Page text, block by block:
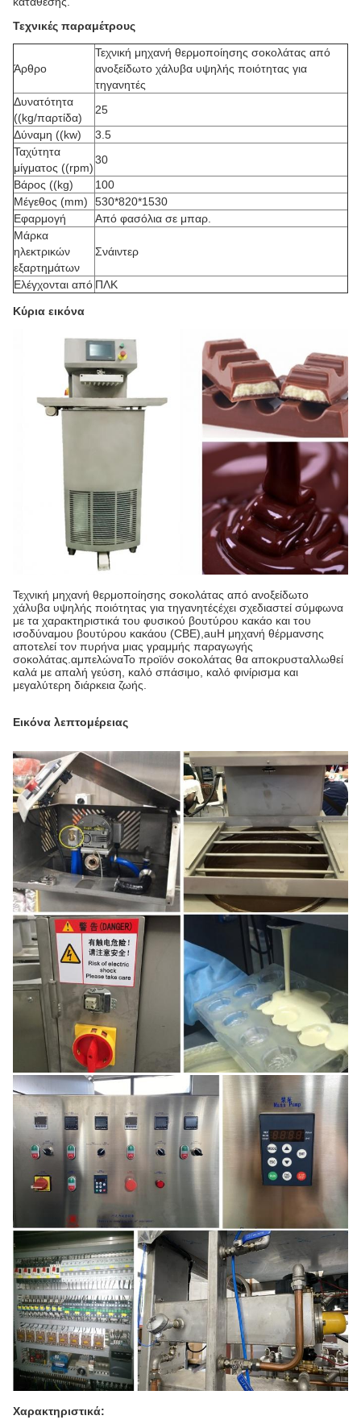
Τεχνικές παραμέτρους
Άρθρο
Τεχνική μηχανή θερμοποίησης σοκολάτας από
ανοξείδωτο χάλυβα υψηλής ποιότητας για
τηγανητές
Δυνατότητα
((kg/παρτίδα)
25
Δύναμη ((kw)
3.5
Ταχύτητα
μίγματος ((rpm)
30
Βάρος ((kg)
100
Μέγεθος (mm)
530*820*1530
Εφαρμογή
Από φασόλια σε μπαρ.
Μάρκα
ηλεκτρικών
εξαρτημάτων
Σνάιντερ
Ελέγχονται από ΠΛΚ
Κύρια εικόνα
Τεχνική μηχανή θερμοποίησης σοκολάτας από ανοξείδωτο
χάλυβα υψηλής ποιότητας για τηγανητέςέχει σχεδιαστεί σύμφωνα
με τα χαρακτηριστικά του φυσικού βουτύρου κακάο και του
ισοδύναμου βουτύρου κακάου (CBE), auΗ μηχανή θέρμανσης
αποτελεί τον πυρήνα μιας γραμμής παραγωγής
σοκολάτας. αμπελώναΤο προϊόν σοκολάτας θα αποκρυσταλλωθεί
καλά με απαλή γεύση, καλό σπάσιμο, καλό φινίρισμα και
μεγαλύτερη διάρκεια ζωής.
Εικόνα λεπτομέρειας
Χαρακτηριστικά: